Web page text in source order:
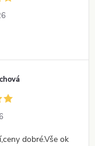
dobré.Vše ok